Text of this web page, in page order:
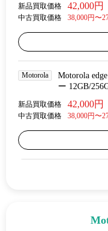
新品買取価格 42,000円
中古買取価格 38,000円〜
Motorola
Motorola
ー 12GB/
新品買取価格 42,000円
中古買取価格 38,000円〜